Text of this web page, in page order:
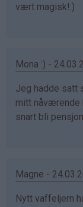
vært magisk!:)
Mona :) -
Jeg hadde satt
mitt nåværende
snart bli
Magne -
Nytt vaffeljern